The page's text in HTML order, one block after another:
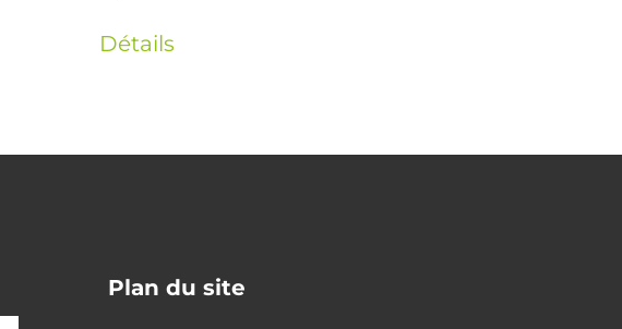
Détails
Plan du site